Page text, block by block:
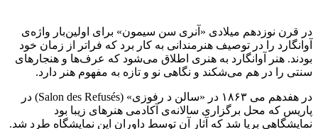
در قرن نوزدهم میلادی «آنری سن سیمون» برای اولین‌بار واژه‌ی
آوانگارد را در توصیف هنرمندانی به کار برد که فراتر از زمان خود
بودند. هنر آوانگارد به هنری اطلاق می‌شود که عرف‌ها و هنجار‌های
سنتی را در هم می‌شکند و نگاهی نو و تازه به مفهوم هنر دارد.
در هفدهم می ۱۸۶۳ در «سالن د رفوزی» (Salon des Refusés) در
پاریس که محل برگزاری سالانه‌ی آکادمی هنر‌های زیبا بود
نمایشگاهی برپا شد که آثار آن توسط داوران این نمایشگاه طرد شد.